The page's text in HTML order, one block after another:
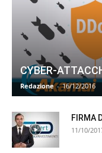
CYBER-
Redazione - 16/12/2016
FIRMA
11/10/